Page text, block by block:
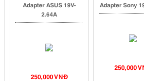
Adapter ASUS 19V-
2.64A
250,000 VNĐ
Adapter Sony
250,000